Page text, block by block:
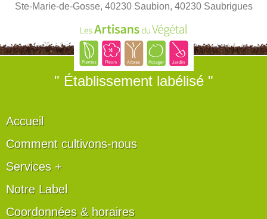
Ste-Marie-de-Gosse, 40230 Saubion, 40230 Saubrigues
" Établissement labélisé "
Accueil
Comment cultivons-nous
Services +
Notre Label
Coordonnées & horaires